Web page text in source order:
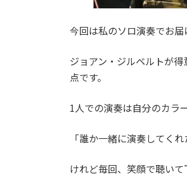
今回は私のソロ演奏でお届
ジョアン・ジルベルトが
点です。
1人での演奏は自分のカラ
「誰か一緒に演奏してく
けれど毎回、笑顔で聴い